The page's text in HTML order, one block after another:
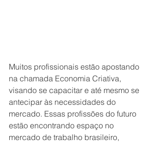
Muitos profissionais estão apostando
na chamada Economia Criativa,
visando se capacitar e até mesmo se
antecipar às necessidades do
mercado. Essas profissões do futuro
estão encontrando espaço no
mercado de trabalho brasileiro,